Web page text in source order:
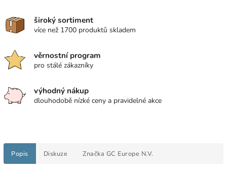
široký sortiment
více než 1700 produktů skladem
věrnostní program
pro stálé zákazníky
výhodný nákup
dlouhodobě nízké ceny a pravidelné akce
Popis Diskuze Značka GC Europe N.V.